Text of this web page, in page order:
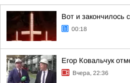
Вот и закончилось
00:18
Егор Ковальчук
Вчера, 22:36